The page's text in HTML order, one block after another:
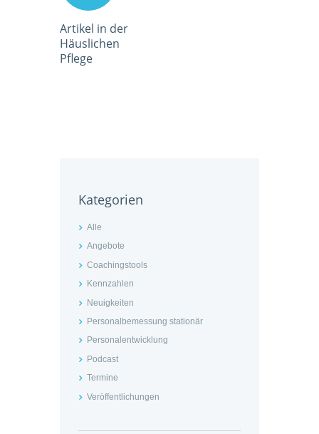
Artikel in der
Häuslichen
Pflege
Kategorien
Alle
Angebote
Coachingstools
Kennzahlen
Neuigkeiten
Personalbemessung stationär
Personalentwicklung
Podcast
Termine
Veröffentlichungen